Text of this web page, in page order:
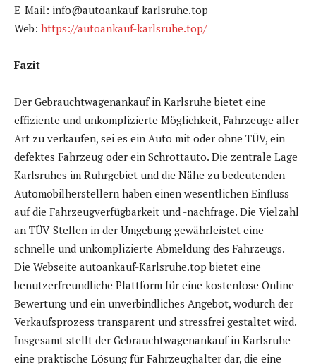
E-Mail: info@autoankauf-karlsruhe.top
Web: https://autoankauf-karlsruhe.top/
Fazit
Der Gebrauchtwagenankauf in Karlsruhe bietet eine
effiziente und unkomplizierte Möglichkeit, Fahrzeuge aller
Art zu verkaufen, sei es ein Auto mit oder ohne TÜV, ein
defektes Fahrzeug oder ein Schrottauto. Die zentrale Lage
Karlsruhes im Ruhrgebiet und die Nähe zu bedeutenden
Automobilherstellern haben einen wesentlichen Einfluss
auf die Fahrzeugverfügbarkeit und -nachfrage. Die Vielzahl
an TÜV-Stellen in der Umgebung gewährleistet eine
schnelle und unkomplizierte Abmeldung des Fahrzeugs.
Die Webseite autoankauf-Karlsruhe.top bietet eine
benutzerfreundliche Plattform für eine kostenlose Online-
Bewertung und ein unverbindliches Angebot, wodurch der
Verkaufsprozess transparent und stressfrei gestaltet wird.
Insgesamt stellt der Gebrauchtwagenankauf in Karlsruhe
eine praktische Lösung für Fahrzeughalter dar, die eine